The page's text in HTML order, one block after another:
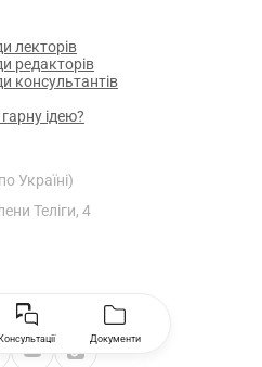
лекторів
редакторів
консультантів
ідею?
Україні)
Теліги, 4
Консультації Документи